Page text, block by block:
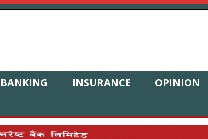
BANKING INSURANCE OPINION